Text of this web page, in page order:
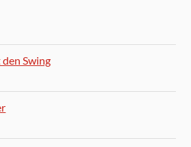
Swing